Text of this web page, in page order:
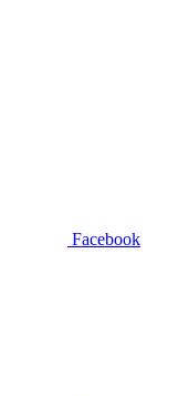
Facebook